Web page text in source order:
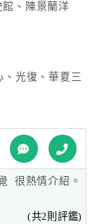
、陳景蘭洋
、光復、華夏三
情雅緻在明媚
切，
宿以此為名，
溫馨舒適，擁有
很熱情介紹。
(共2則評鑑)